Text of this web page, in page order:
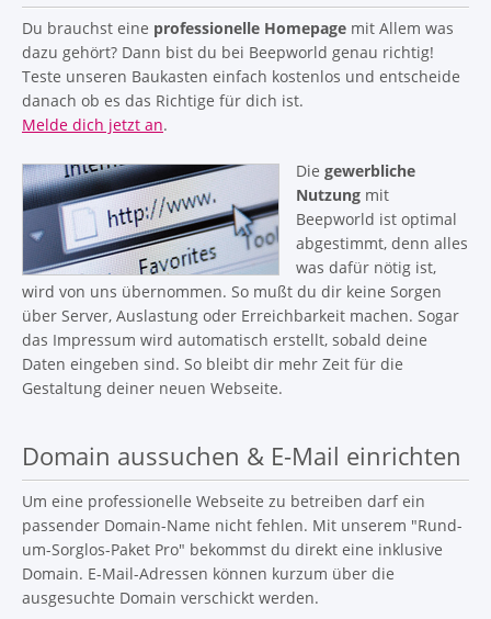
Du brauchst eine professionelle Homepage mit Allem was
dazu gehört? Dann bist du bei Beepworld genau richtig!
Teste unseren Baukasten einfach kostenlos und entscheide
danach ob es das Richtige für dich ist.
Melde dich jetzt an.
Die gewerbliche
Nutzung mit
Beepworld ist optimal
abgestimmt, denn alles
was dafür nötig ist,
wird von uns übernommen. So mußt du dir keine Sorgen
über Server, Auslastung oder Erreichbarkeit machen. Sogar
das Impressum wird automatisch erstellt, sobald deine
Daten eingeben sind. So bleibt dir mehr Zeit für die
Gestaltung deiner neuen Webseite.
Domain aussuchen & E-Mail einrichten
Um eine professionelle Webseite zu betreiben darf ein
passender Domain-Name nicht fehlen. Mit unserem "Rund-
um-Sorglos-Paket Pro" bekommst du direkt eine inklusive
Domain. E-Mail-Adressen können kurzum über die
ausgesuchte Domain verschickt werden.